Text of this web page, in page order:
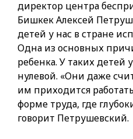
директор центра
Бишкек Алексей
детей у нас в стране
Одна из основных
ребенка. У таких детей
нулевой. «Они даже
им приходится
форме труда, где
говорит Петрушевский.